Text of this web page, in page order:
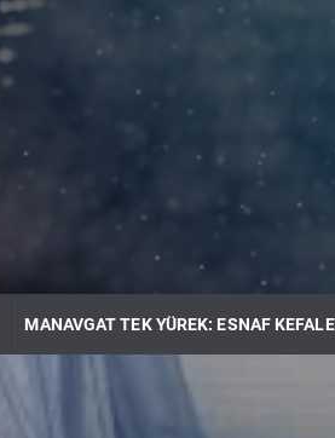
MANAVGAT TEK YÜREK: ESNAF